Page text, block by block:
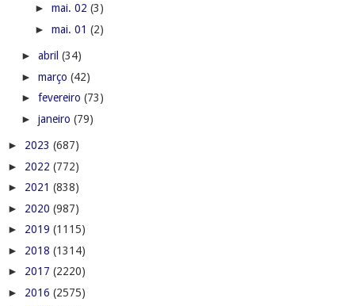
► mai. 02 (3)
► mai. 01 (2)
► abril (34)
► março (42)
► fevereiro (73)
► janeiro (79)
► 2023 (687)
► 2022 (772)
► 2021 (838)
► 2020 (987)
► 2019 (1115)
► 2018 (1314)
► 2017 (2220)
► 2016 (2575)